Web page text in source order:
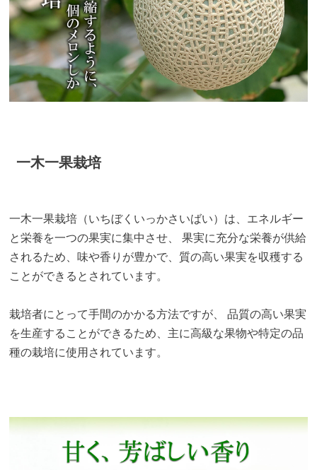
一木一果栽培
一木一果栽培（いちぼくいっかさいばい）は、エネルギー
と栄養を一つの果実に集中させ、 果実に充分な栄養が供給
されるため、味や香りが豊かで、質の高い果実を収穫する
ことができるとされています。
栽培者にとって手間のかかる方法ですが、 品質の高い果実
を生産することができるため、主に高級な果物や特定の品
種の栽培に使用されています。